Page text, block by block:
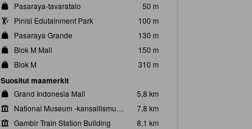
Pasaraya-tavaratalo
50 m
Pinisi Edutainment Park
100 m
Pasaraya Grande
130 m
Blok M Mall
150 m
Blok M
310 m
Suositut maamerkit
Grand Indonesia Mall
5,8 km
National Museum -kansallismuseo
7,8 km
Gambir Train Station Building
8,1 km